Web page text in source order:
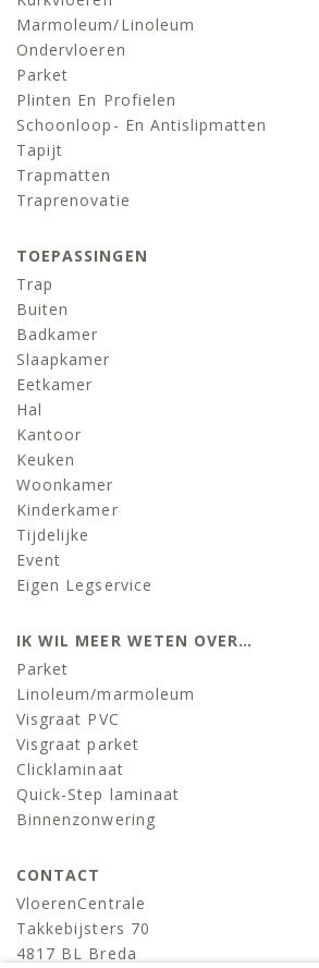
Marmoleum/linoleum
Ondervloeren
Parket
Plinten En Profielen
Schoonloop- En Antislipmatten
Tapijt
Trapmatten
Traprenovatie
TOEPASSINGEN
Trap
Buiten
Badkamer
Slaapkamer
Eetkamer
Hal
Kantoor
Keuken
Woonkamer
Kinderkamer
Tijdelijke
Event
Eigen Legservice
IK WIL MEER WETEN OVER…
Parket
Linoleum/marmoleum
Visgraat PVC
Visgraat parket
Clicklaminaat
Quick-Step laminaat
Binnenzonwering
CONTACT
VloerenCentrale
Takkebijsters 70
4817 BL Breda